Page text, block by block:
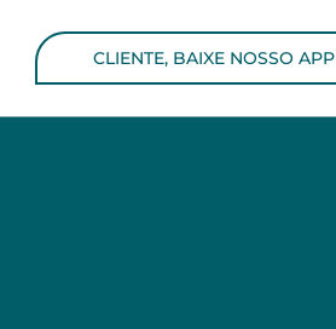
CLIENTE, BAIXE NOSSO APP